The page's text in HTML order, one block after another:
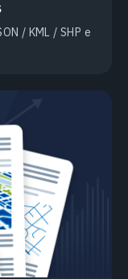
/ KML / SHP e